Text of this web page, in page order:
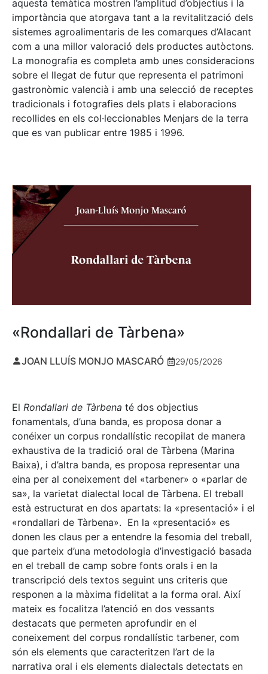
aquesta temàtica mostren l’amplitud d’objectius i la
importància que atorgava tant a la revitalització dels
sistemes agroalimentaris de les comarques d’Alacant
com a una millor valoració dels productes autòctons.
La monografia es completa amb unes consideracions
sobre el llegat de futur que representa el patrimoni
gastronòmic valencià i amb una selecció de receptes
tradicionals i fotografies dels plats i elaboracions
recollides en els col·leccionables Menjars de la terra
que es van publicar entre 1985 i 1996.
«Rondallari de Tàrbena»
JOAN LLUÍS MONJO MASCARÓ 29/05/2026
El Rondallari de Tàrbena té dos objectius
fonamentals, d’una banda, es proposa donar a
conéixer un corpus rondallístic recopilat de manera
exhaustiva de la tradició oral de Tàrbena (Marina
Baixa), i d’altra banda, es proposa representar una
eina per al coneixement del «tarbener» o «parlar de
sa», la varietat dialectal local de Tàrbena. El treball
està estructurat en dos apartats: la «presentació» i el
«rondallari de Tàrbena». En la «presentació» es
donen les claus per a entendre la fesomia del treball,
que parteix d’una metodologia d’investigació basada
en el treball de camp sobre fonts orals i en la
transcripció dels textos seguint uns criteris que
responen a la màxima fidelitat a la forma oral. Així
mateix es focalitza l’atenció en dos vessants
destacats que permeten aprofundir en el
coneixement del corpus rondallístic tarbener, com
són els elements que caracteritzen l’art de la
narrativa oral i els elements dialectals detectats en